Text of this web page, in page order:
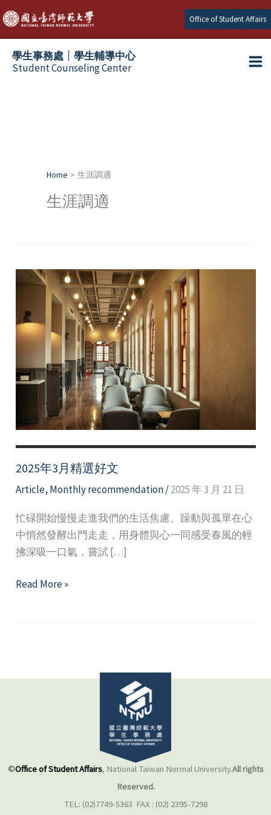
Skip
to
content
Office of Student Affairs
學生事務處┆學生輔導中心
Student Counseling Center
Home 生涯調適
生涯調適
2025年3月精選好文
Article, Monthly recommendation/2025 年 3 月 21 日
忙碌開始慢慢走進我們的生活焦慮、躁動與孤單在心
中悄然發酵出門走走，用身體與心一同感受春風的輕
拂深吸一口氣，嘗試 […]
2025
Read More »
©Office of Student Affairs, National Taiwan Normal University.All rights
Reserved.
TEL: (02)7749-5363 FAX : (02) 2395-7298